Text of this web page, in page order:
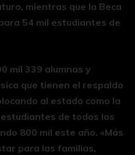
mientras que la Beca
54 mil estudiantes de
mil 339 alumnas y
que tienen el respaldo
al estado como la
de todos los
800 mil este año. «Más
para las familias,